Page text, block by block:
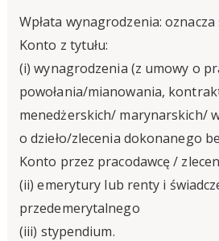
Wpłata wynagrodzenia: oznacza
Konto z tytułu:
(i) wynagrodzenia (z umowy o
powołania/mianowania,
menedżerskich/ marynarskich/
o dzieło/zlecenia dokonanego
Konto przez pracodawcę /
(ii) emerytury lub renty i
przedemerytalnego
(iii) stypendium.